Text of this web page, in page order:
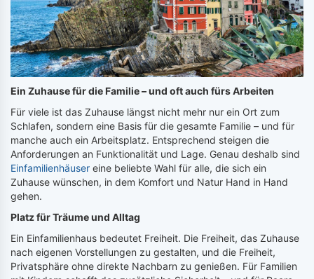
Ein Zuhause für die Familie – und oft auch fürs Arbeiten
Für viele ist das Zuhause längst nicht mehr nur ein Ort zum
Schlafen, sondern eine Basis für die gesamte Familie – und für
manche auch ein Arbeitsplatz. Entsprechend steigen die
Anforderungen an Funktionalität und Lage. Genau deshalb sind
Einfamilienhäuser eine beliebte Wahl für alle, die sich ein
Zuhause wünschen, in dem Komfort und Natur Hand in Hand
gehen.
Platz für Träume und Alltag
Ein Einfamilienhaus bedeutet Freiheit. Die Freiheit, das Zuhause
nach eigenen Vorstellungen zu gestalten, und die Freiheit,
Privatsphäre ohne direkte Nachbarn zu genießen. Für Familien